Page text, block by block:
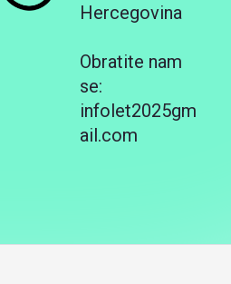
Hercegovina
Obratite nam
se:
infolet2025gm
ail.com